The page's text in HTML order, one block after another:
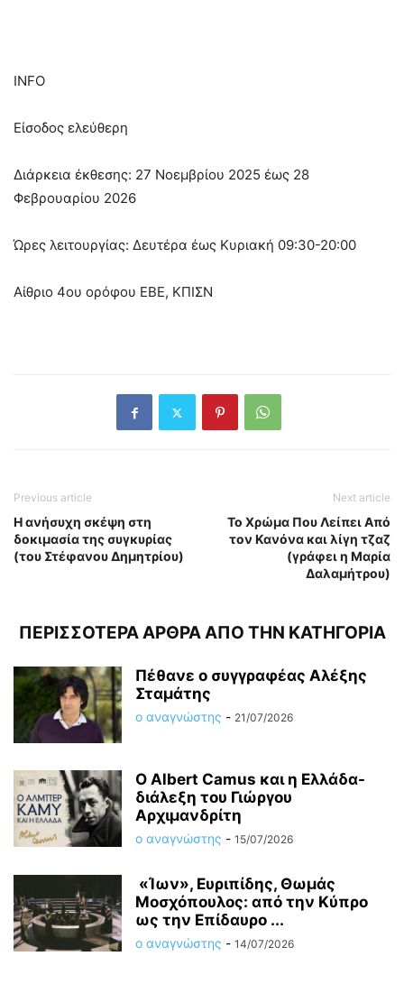
INFO
Είσοδος ελεύθερη
Διάρκεια έκθεσης: 27 Νοεμβρίου 2025 έως 28
Φεβρουαρίου 2026
Ώρες λειτουργίας: Δευτέρα έως Κυριακή 09:30-20:00
Αίθριο 4ου ορόφου ΕΒΕ, ΚΠΙΣΝ
Previous article
Η ανήσυχη σκέψη στη
δοκιμασία της συγκυρίας
(του Στέφανου Δημητρίου)
Next article
Το Χρώμα Που Λείπει Από
τον Κανόνα και λίγη τζαζ
(γράφει η Μαρία
Δαλαμήτρου)
ΠΕΡΙΣΣΟΤΕΡΑ ΑΡΘΡΑ ΑΠΟ ΤΗΝ ΚΑΤΗΓΟΡΙΑ
Πέθανε ο συγγραφέας Αλέξης
Σταμάτης
ο αναγνώστης - 21/07/2026
O Albert Camus και η Ελλάδα-
διάλεξη του Γιώργου
Αρχιμανδρίτη
ο αναγνώστης - 15/07/2026
«Ίων», Ευριπίδης, Θωμάς
Μοσχόπουλος: από την Κύπρο
ως την Επίδαυρο ...
ο αναγνώστης - 14/07/2026